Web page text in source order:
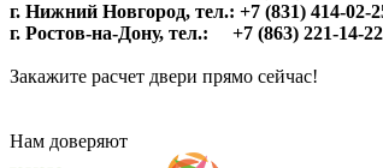
г. Нижний Новгород, тел.: +7 (831) 414-02-
г. Ростов-на-Дону, тел.: +7 (863) 221-14-
Закажите расчет двери прямо сейчас!
Нам доверяют